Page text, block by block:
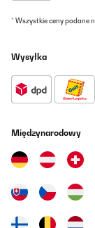
* Wszystkie ceny podane
Wysyłka
Międzynarodowy